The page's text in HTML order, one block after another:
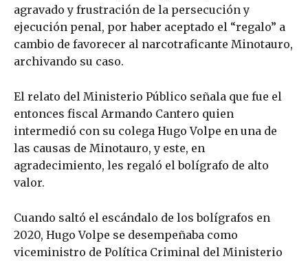
agravado y frustración de la persecución y
ejecución penal, por haber aceptado el “regalo” a
cambio de favorecer al narcotraficante Minotauro,
archivando su caso.
El relato del Ministerio Público señala que fue el
entonces fiscal Armando Cantero quien
intermedió con su colega Hugo Volpe en una de
las causas de Minotauro, y este, en
agradecimiento, les regaló el bolígrafo de alto
valor.
Cuando saltó el escándalo de los bolígrafos en
2020, Hugo Volpe se desempeñaba como
viceministro de Política Criminal del Ministerio